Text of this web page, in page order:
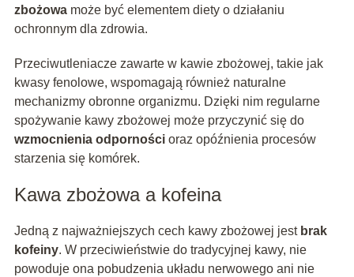
zbożowamoże być elementem diety o działaniu
ochronnym dla zdrowia.
Przeciwutleniacze zawarte w kawie zbożowej, takie jak
kwasy fenolowe, wspomagają również naturalne
mechanizmy obronne organizmu. Dzięki nim regularne
spożywanie kawy zbożowej może przyczynić się do
wzmocnienia odpornościoraz opóźnienia procesów
starzenia się komórek.
Kawa zbożowa a kofeina
Jedną z najważniejszych cech kawy zbożowej jest brak
kofeiny. W przeciwieństwie do tradycyjnej kawy, nie
powoduje ona pobudzenia układu nerwowego ani nie